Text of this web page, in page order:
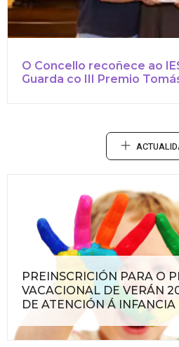
O Concello recoñece ao
Guarda co III Premio
PREINSCRICIÓN PARA O
VACACIONAL DE VERÁN
DE ATENCIÓN Á INFANCIA